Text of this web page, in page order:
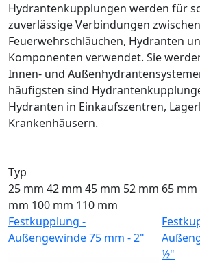
Hydrantenkupplungen werden für
zuverlässige Verbindungen zwischen
Feuerwehrschläuchen, Hydranten
Komponenten verwendet. Sie
Innen- und
häufigsten sind
Hydranten in Einkaufszentren,
Krankenhäusern.
Typ
25 mm 42 mm 45 mm 52 mm 65 mm
mm 100 mm 110 mm
Festkupplung -
Außengewinde 75 mm - 2"
½"